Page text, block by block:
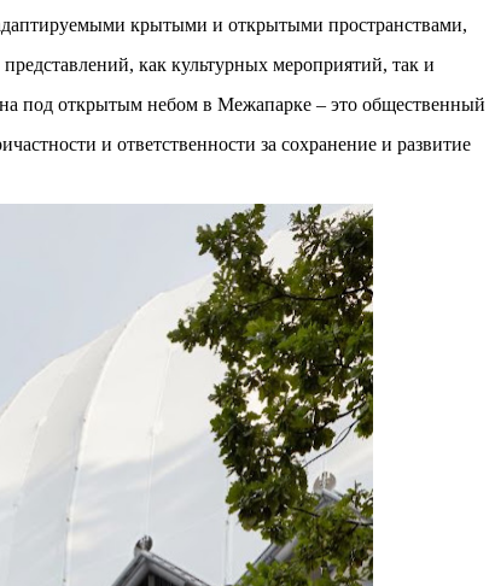
крытыми и открытыми пространствами,
как культурных мероприятий, так и
под открытым небом в Межапарке – это общественный
и ответственности за сохранение и развитие